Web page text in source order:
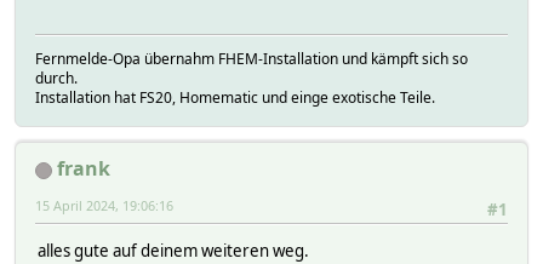
Fernmelde-Opa übernahm FHEM-Installation und kämpft sich so
durch.
Installation hat FS20, Homematic und einge exotische Teile.
frank
#1
15 April 2024, 19:06:16
alles gute auf deinem weiteren weg.